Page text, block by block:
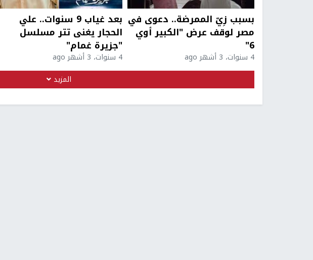
بسبب زِيّ الممرضة.. دعوى في
مصر لوقف عرض "الكبير أوي
6"
4 سنوات، 3 أشهر ago
بعد غياب 9 سنوات.. علي
الحجار يغنى تتر مسلسل
"جزيرة غمام"
4 سنوات، 3 أشهر ago
المزيد